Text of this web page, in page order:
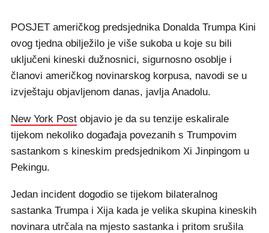
POSJET američkog predsjednika Donalda Trumpa Kini
ovog tjedna obilježilo je više sukoba u koje su bili
uključeni kineski dužnosnici, sigurnosno osoblje i
članovi američkog novinarskog korpusa, navodi se u
izvještaju objavljenom danas, javlja Anadolu.
New York Post objavio je da su tenzije eskalirale
tijekom nekoliko događaja povezanih s Trumpovim
sastankom s kineskim predsjednikom Xi Jinpingom u
Pekingu.
Jedan incident dogodio se tijekom bilateralnog
sastanka Trumpa i Xija kada je velika skupina kineskih
novinara utrčala na mjesto sastanka i pritom srušila